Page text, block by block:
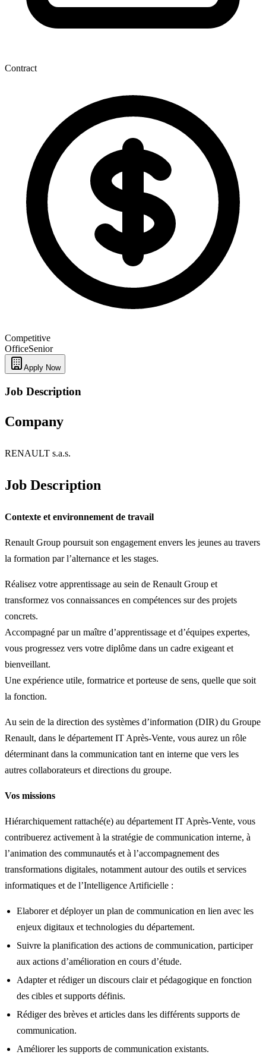
Contract
Competitive
OfficeSenior
Apply Now
Job Description
Company
RENAULT s.a.s.
Job Description
Contexte et environnement de travail
Renault Group poursuit son engagement envers les jeunes au travers
la formation par l’alternance et les stages.
Réalisez votre apprentissage au sein de Renault Group et
transformez vos connaissances en compétences sur des projets
concrets.
Accompagné par un maître d’apprentissage et d’équipes expertes,
vous progressez vers votre diplôme dans un cadre exigeant et
bienveillant.
Une expérience utile, formatrice et porteuse de sens, quelle que soit
la fonction.
Au sein de la direction des systèmes d’information (DIR) du Groupe
Renault, dans le département IT Après-Vente, vous aurez un rôle
déterminant dans la communication tant en interne que vers les
autres collaborateurs et directions du groupe.
Vos missions
Hiérarchiquement rattaché(e) au département IT Après-Vente, vous
contribuerez activement à la stratégie de communication interne, à
l’animation des communautés et à l’accompagnement des
transformations digitales, notamment autour des outils et services
informatiques et de l’Intelligence Artificielle :
Elaborer et déployer un plan de communication en lien avec les
enjeux digitaux et technologies du département.
Suivre la planification des actions de communication, participer
aux actions d’amélioration en cours d’étude.
Adapter et rédiger un discours clair et pédagogique en fonction
des cibles et supports définis.
Rédiger des brèves et articles dans les différents supports de
communication.
Améliorer les supports de communication existants.